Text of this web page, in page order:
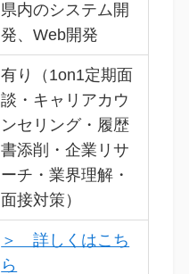
県内のシステム開
発、Web開発
有り（1on1定期面
談・キャリアカウ
ンセリング・履歴
書添削・企業リサ
ーチ・業界理解・
面接対策）
＞ 詳しくはこち
ら